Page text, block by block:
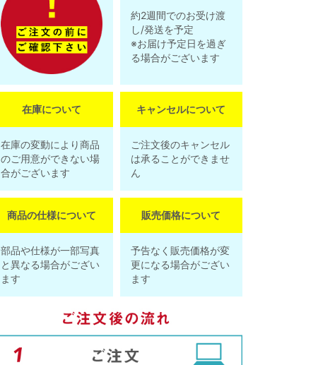
約2週間でのお受け渡
し/発送を予定
※お届け予定日を過ぎ
る場合がございます
在庫について
在庫の変動により商品
のご用意ができない場
合がございます
キャンセルについて
ご注文後のキャンセル
は承ることができませ
ん
商品の仕様について
部品や仕様が一部写真
と異なる場合がござい
ます
販売価格について
予告なく販売価格が変
更になる場合がござい
ます